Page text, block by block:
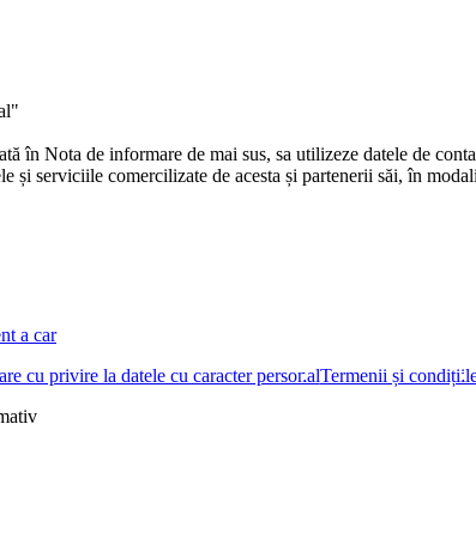
în Nota de informare de mai sus, sa utilizeze datele de
și serviciile comercilizate de acesta și partenerii săi, în
a car
cu privire la datele cu caracter personalTermenii și